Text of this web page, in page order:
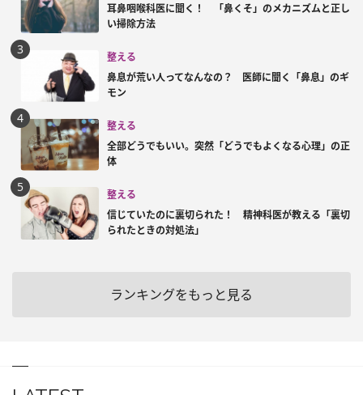
耳鼻咽喉科医に聞く！ 「鼻くそ」のメカニズムと正し
い掃除方法
整える
鼻息が荒い人ってなんなの？ 医師に聞く「鼻息」のギ
モン
整える
全部どうでもいい。突然「どうでもよくなる心理」の正
体
整える
信じていたのに裏切られた！ 精神科医が教える「裏切
られたときの対処法」
ランキングをもっと見る